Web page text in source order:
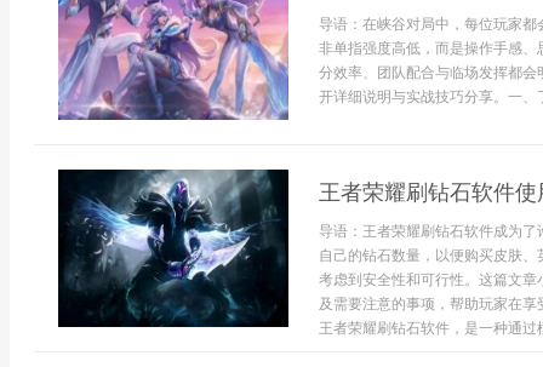
导语：在峡谷对局中，每位玩家
非单指强度高低，而是操作手感
分效率、团队配合与临场发挥都
开详细说明与实战技巧分享。一
王者荣耀刷钻石软件使
导语：王者荣耀刷钻石软件成为
自己的钻石数量，以便购买皮肤
考虑到安全性和可行性。这篇文
及需要注意的事项，帮助玩家在
王者荣耀刷钻石软件，是一种通过